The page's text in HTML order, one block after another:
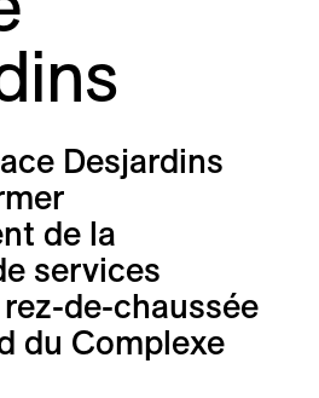
Desjardins
de la
services
de-chaussée
du Complexe